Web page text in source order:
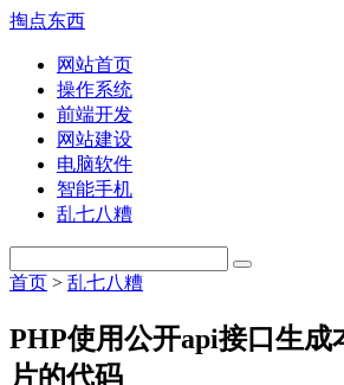
掏点东西
网站首页
操作系统
前端开发
网站建设
电脑软件
智能手机
乱七八糟
首页 > 乱七八糟
PHP使用公开api接口生成
片的代码